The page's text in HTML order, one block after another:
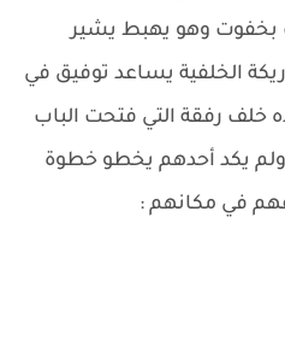
بخفوت وهو يهبط يشير
الخلفية يساعد توفيق في
خلف رفقة التي فتحت الباب
ولم يكد أحدهم يخطو خطوة
في مكانهم :